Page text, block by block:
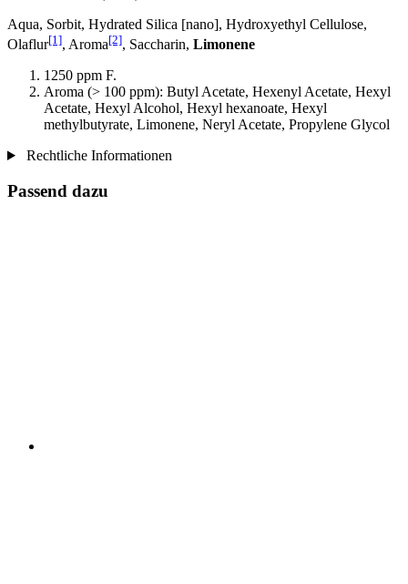
Aqua, Sorbit, Hydrated Silica [nano], Hydroxyethyl Cellulose,
Olaflur[1], Aroma[2], Saccharin, Limonene
1250 ppm F.
Aroma (> 100 ppm): Butyl Acetate, Hexenyl Acetate, Hexyl
Acetate, Hexyl Alcohol, Hexyl hexanoate, Hexyl
methylbutyrate, Limonene, Neryl Acetate, Propylene Glycol
Rechtliche Informationen
Passend dazu